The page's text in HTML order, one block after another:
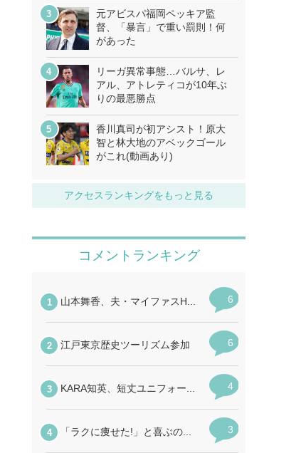
元アビスパ福岡ペッキア監
督、「暴言」で重い罰則！何
があった
リーガ異常事態…バルサ、レ
アル、アトレティコが10年ぶ
りの最悪勝点
香川真司が初アシスト！原大
智と林大地のアベックゴール
がこれ(動画あり)
アクセスランキングをもっと見る